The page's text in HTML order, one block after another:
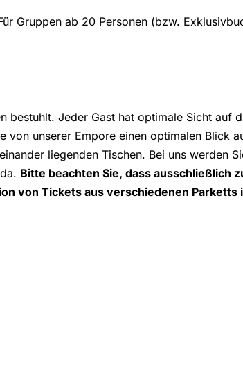
Gruppen ab 20 Personen (bzw.
bestuhlt. Jeder Gast hat optimale Sicht auf
von unserer Empore einen optimalen Blick
liegenden Tischen. Bei uns werden
Bitte beachten Sie, dass ausschließlich
von Tickets aus verschiedenen Parketts